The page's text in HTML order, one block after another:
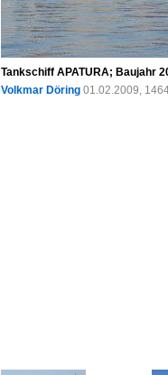
Tankschiff APATURA; Baujahr
Volkmar Döring 01.02.2009,